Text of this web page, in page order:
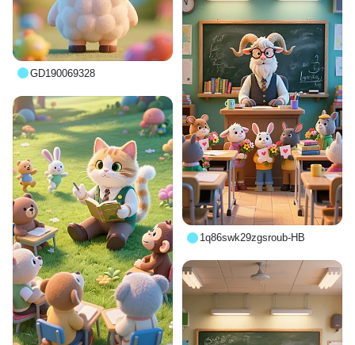
GD190069328
1q86swk29zgsroub-HB